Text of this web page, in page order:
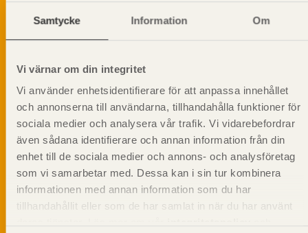
Samtycke Information Om
Vi värnar om din integritet
Vi använder enhetsidentifierare för att anpassa innehållet
och annonserna till användarna, tillhandahålla funktioner för
sociala medier och analysera vår trafik. Vi vidarebefordrar
även sådana identifierare och annan information från din
enhet till de sociala medier och annons- och analysföretag
som vi samarbetar med. Dessa kan i sin tur kombinera
informationen med annan information som du har
tillhandahållit eller som de har samlat in när du har använt
Svenskt Träs Produktkatalog är svensk
sågverksnärings digitala produktkatalog för att
beskriva träprodukter och deras unika
Prenumerera på Svenskt Träs
informationsutskick!